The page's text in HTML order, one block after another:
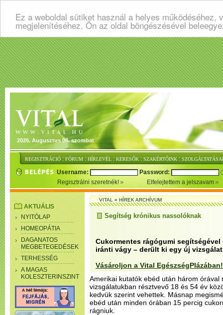
Ez a weboldal sütiket használ a helyes
megjelenítéséhez. Ön az oldal böngészésével
2026. Augusztus 08. szombat
REGISZTRÁCIÓ : FÓRUM : HÍRLEVÉL : KERESŐK : SZAKÉRTŐINK :
Username:
Password:
Regisztrálni szeretnék!
Elfelejtettem a jelszavam
AKTUÁLIS
NYITÓLAP
HOMEOPÁTIA
DAGANATOS
MEGBETEGEDÉSEK
TERHESSÉG
A MAGAS
KOLESZTERINSZINT
VITAL»HÍREK ARCHÍVUM
Segítség krónikus nassolóknak
Cukormentes rágógumi
iránti vágy – derült ki egy új
Vásároljon a Vital EgészségPlázában!
Amerikai kutatók ebéd után három órával
vizsgálatukban résztvevő 18 és 54 év
kedvük szerint vehettek. Másnap
ebéd után minden órában 15 percig
rágniuk.